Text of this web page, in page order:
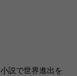
説で世界進出を